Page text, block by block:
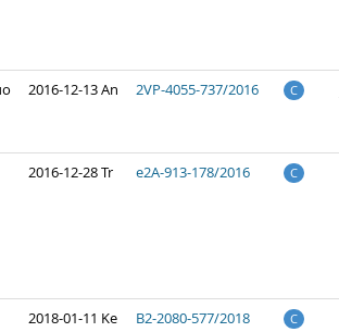
2016-12-13 An 2VP-4055-737/2016 C
2016-12-28 Tr e2A-913-178/2016 C
2018-01-11 Ke B2-2080-577/2018 C